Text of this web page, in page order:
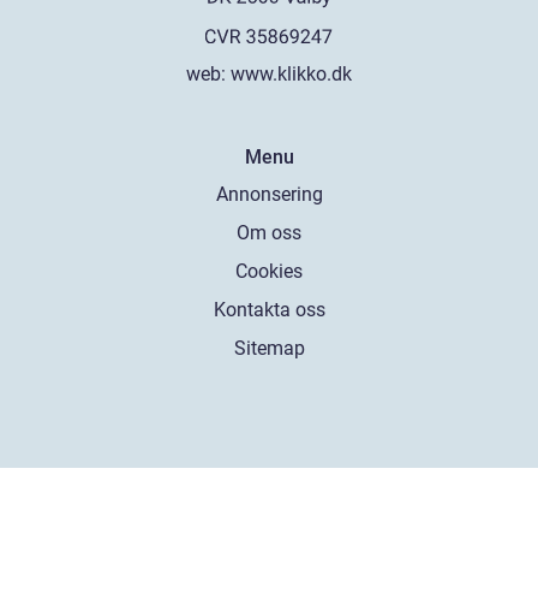
web: www.klikko.dk
Menu
Annonsering
Om oss
Cookies
Kontakta oss
Sitemap